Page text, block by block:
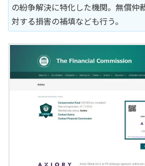
の紛争解決に特化した機関。無償仲
対する損害の補填なども行う。